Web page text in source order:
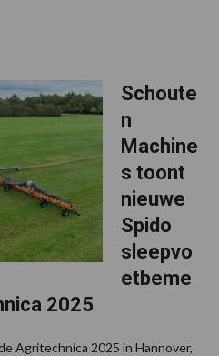
Schoute
n
Machine
s toont
nieuwe
Spido
sleepvo
etbeme
2025
Agritechnica 2025 in Hannover,